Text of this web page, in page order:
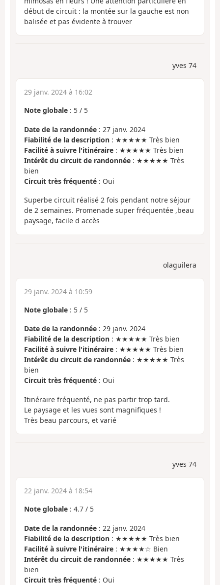
début de circuit : la montée sur la gauche est non
balisée et pas évidente à trouver
yves 74
29 janv. 2024 à 16:02
Note globale : 5 / 5
Date de la randonnée : 27 janv. 2024
Fiabilité de la description : ★★★★★ Très bien
Facilité à suivre l'itinéraire : ★★★★★ Très bien
Intérêt du circuit de randonnée : ★★★★★ Très
bien
Circuit très fréquenté : Oui
Superbe circuit réalisé 2 fois pendant notre séjour
de 2 semaines. Promenade super fréquentée ,beau
paysage, facile d accès
olaguilera
29 janv. 2024 à 10:59
Note globale : 5 / 5
Date de la randonnée : 29 janv. 2024
Fiabilité de la description : ★★★★★ Très bien
Facilité à suivre l'itinéraire : ★★★★★ Très bien
Intérêt du circuit de randonnée : ★★★★★ Très
bien
Circuit très fréquenté : Oui
Itinéraire fréquenté, ne pas partir trop tard.
Le paysage et les vues sont magnifiques !
Très beau parcours, et varié
yves 74
22 janv. 2024 à 18:54
Note globale : 4.7 / 5
Date de la randonnée : 22 janv. 2024
Fiabilité de la description : ★★★★★ Très bien
Facilité à suivre l'itinéraire : ★★★★☆ Bien
Intérêt du circuit de randonnée : ★★★★★ Très
bien
Circuit très fréquenté : Oui